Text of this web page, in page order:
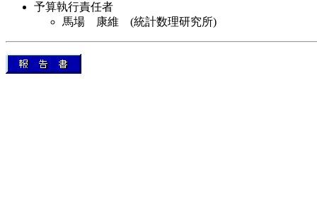
予算執行責任者
馬場 康維 (統計数理研究所)